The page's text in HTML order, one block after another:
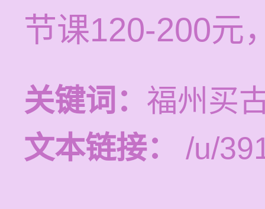
节课120-200元
关键词： 福州买
文本链接：
/u/